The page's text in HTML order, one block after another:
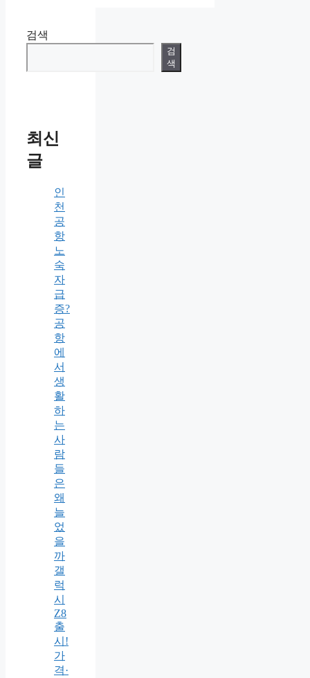
검색
검
색
최신
글
인
천
공
항
노
숙
자
급
증?
공
항
에
서
생
활
하
는
사
람
들
은
왜
늘
었
을
까
갤
럭
시
Z8
출
시!
가
격·